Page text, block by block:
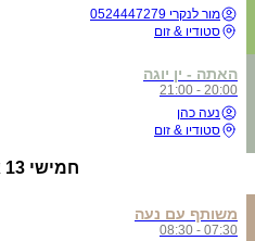
מור לנקרי 0524447279
סטודיו & זום
האתה - ין יוגה
20:00 - 21:00
נעה כהן
סטודיו & זום
חמישי 13 אוגוסט
משותף עם נעה
07:30 - 08:30